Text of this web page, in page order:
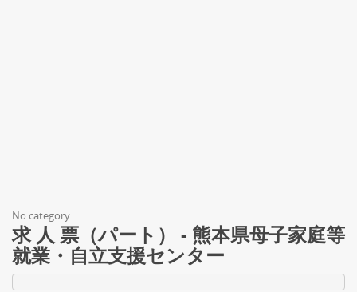
No category
求 人 票（パート） - 熊本県母子家庭等
就業・自立支援センター